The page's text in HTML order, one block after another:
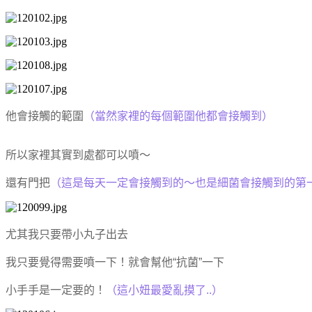
他會接觸的範圍 （當然家裡的每個範圍他都會接觸到）
所以家裡其實到處都可以噴～
還有門把 （這是每天一定會接觸到的～也是細菌會接觸到的第
尤其我只要帶小丸子出去
我只要覺得需要噴一下！就會幫他“抗菌”一下
小手手是一定要的！ （這小妞最愛亂摸了..）